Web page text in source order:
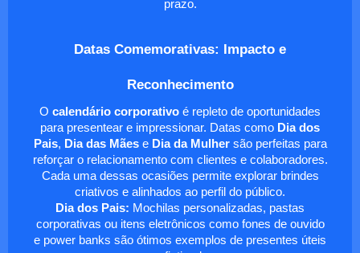
prazo.
Datas Comemorativas: Impacto e
Reconhecimento
O calendário corporativo é repleto de oportunidades
para presentear e impressionar. Datas como Dia dos
Pais, Dia das Mãese Dia da Mulhersão perfeitas para
reforçar o relacionamento com clientes e colaboradores.
Cada uma dessas ocasiões permite explorar brindes
criativos e alinhados ao perfil do público.
Dia dos Pais: Mochilas personalizadas, pastas
corporativas ou itens eletrônicos como fones de ouvido
e power banks são ótimos exemplos de presentes úteis